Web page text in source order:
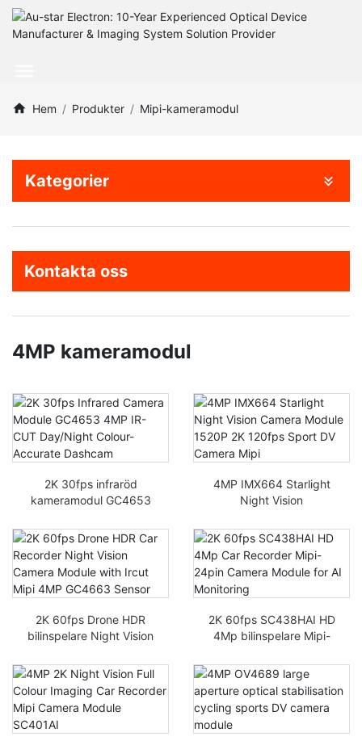
Hem Produkter Mipi-kameramodul
Kategorier
Kontakta oss
4MP kameramodul
2K 30fps infraröd
kameramodul GC4653
färgkorrekt dashcam
4MP IMX664 Starlight
Night Vision
120fps Sport DV
Kamera Mipi
2K 60fps Drone HDR
bilinspelare Night Vision
Mipi 4MP GC4663-
sensor
2K 60fps SC438HAI HD
4Mp bilinspelare Mipi-
AI-övervakning